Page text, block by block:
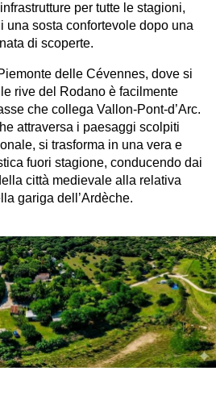
per tutte le stagioni,
una sosta confortevole dopo una
di scoperte.
delle Cévennes, dove si
rive del Rodano è facilmente
che collega Vallon-Pont-d’Arc.
attraversa i paesaggi scolpiti
si trasforma in una vera e
fuori stagione, conducendo dai
città medievale alla relativa
gariga dell’Ardèche.